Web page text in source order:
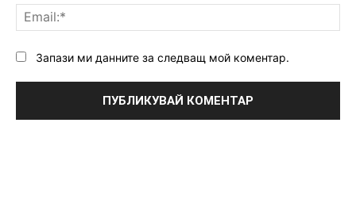
Запази ми данните за следващ мой коментар.